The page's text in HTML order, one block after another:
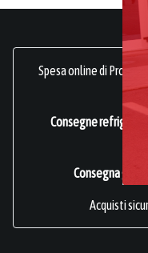
Spesa online di
Consegne
Consegna
Acquisti